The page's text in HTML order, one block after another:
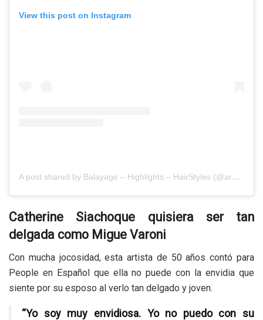
View this post on Instagram
A post shared by Balayage – Highlights – HairStyles (@armandeusbrickell)
Catherine Siachoque quisiera ser tan
delgada como Migue Varoni
Con mucha jocosidad, esta artista de 50 años contó para
People en Español que ella no puede con la envidia que
siente por su esposo al verlo tan delgado y joven.
“Yo soy muy envidiosa. Yo no puedo con su